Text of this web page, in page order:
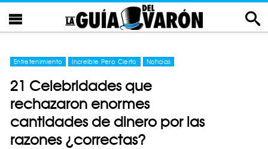
Entretenimiento Increíble Pero Cierto Noticias
21 Celebridades que
rechazaron enormes
cantidades de dinero por las
razones ¿correctas?